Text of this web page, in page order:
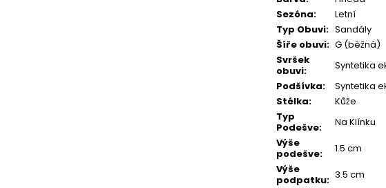
Sezóna:
Letní
Typ Obuvi: Sandály
Šíře obuvi: G (běžná)
Svršek
obuvi:
Syntetika
Podšívka:
Syntetika
Stélka:
Kůže
Typ
Podešve:
Na Klínku
Výše
podešve:
1.5 cm
Výše
podpatku: 3.5 cm